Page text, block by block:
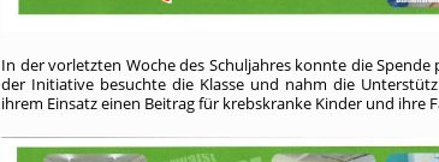
In der vorletzten Woche des Schuljahres konnte die
der Initiative besuchte die Klasse und nahm die
ihrem Einsatz einen Beitrag für krebskranke Kinder und ihre